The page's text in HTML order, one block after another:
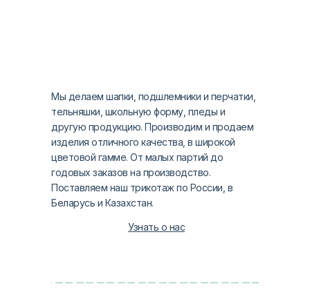
Мы делаем шапки, подшлемники и перчатки,
тельняшки, школьную форму, пледы и
другую продукцию. Производим и продаем
изделия отличного качества, в широкой
цветовой гамме. От малых партий до
годовых заказов на производство.
Поставляем наш трикотаж по России, в
Беларусь и Казахстан.
Узнать о нас